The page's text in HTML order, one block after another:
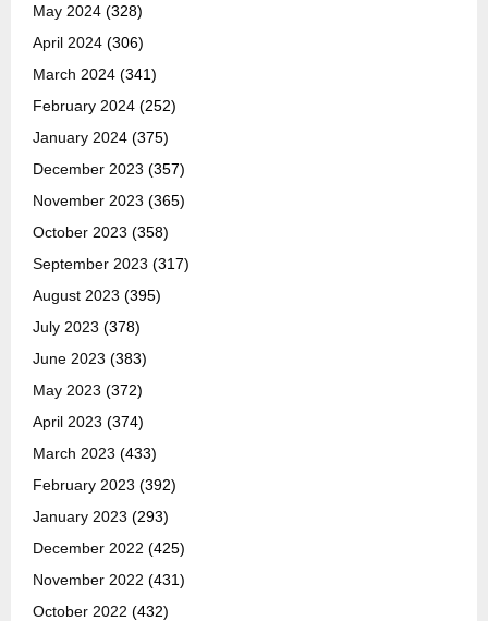
May 2024 (328)
April 2024 (306)
March 2024 (341)
February 2024 (252)
January 2024 (375)
December 2023 (357)
November 2023 (365)
October 2023 (358)
September 2023 (317)
August 2023 (395)
July 2023 (378)
June 2023 (383)
May 2023 (372)
April 2023 (374)
March 2023 (433)
February 2023 (392)
January 2023 (293)
December 2022 (425)
November 2022 (431)
October 2022 (432)